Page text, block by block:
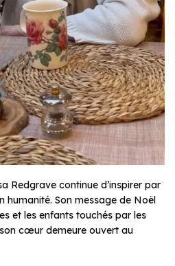
Redgrave continue d’inspirer par
humanité. Son message de Noël
et les enfants touchés par les
cœur demeure ouvert au